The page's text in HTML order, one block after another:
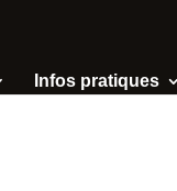
Infos pratiques